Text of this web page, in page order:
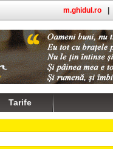
m.ghidul.ro
Tarife